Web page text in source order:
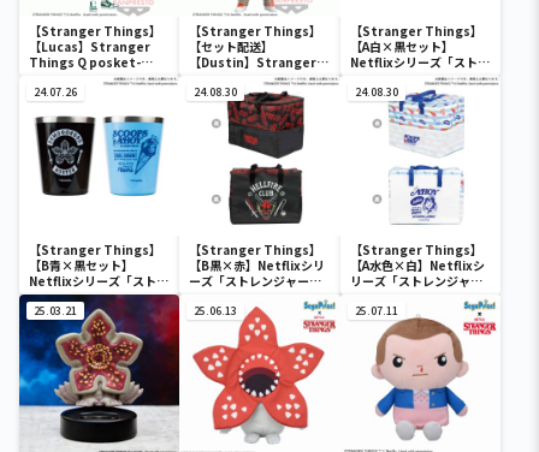
【Stranger Things】
【Lucas】Stranger
Things Q posket-
【Stranger Things】
【セット配送】
【Dustin】Stranger
Things Q posket-
Dustin-vol.2
【Stranger Things】
【A白×黒セット】
Netflixシリーズ「ストレ
ンジャー・シングス 未知
の世界 」 ステンレスタン
ブラーセット
24.07.26
【Stranger Things】
【B青×黒セット】
Netflixシリーズ「ストレ
ンジャー・シングス 未知
の世界 」 ステンレスタン
ブラーセット
24.08.30
【Stranger Things】
【B黒×赤】Netflixシリ
ーズ「ストレンジャー・
シングス 未知の世界」 保
冷保温BIGマルチバッグ
24.08.30
【Stranger Things】
【A水色×白】Netflixシ
リーズ「ストレンジャ
ー・シングス 未知の世
界」 保冷保温BIGマルチ
バッグ
25.03.21 25.06.13 25.07.11